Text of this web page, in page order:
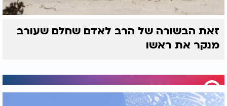
זאת הבשורה של הרב לאדם שחלם שעורב
מנקר את ראשו